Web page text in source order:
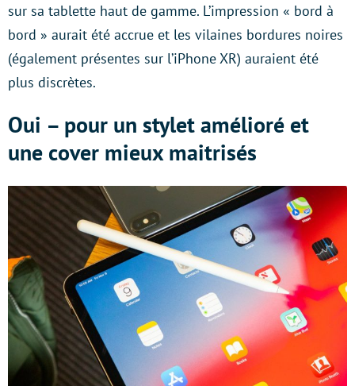
sur sa tablette haut de gamme. L’impression « bord à
bord » aurait été accrue et les vilaines bordures noires
(également présentes sur l’iPhone XR) auraient été
plus discrètes.
Oui – pour un stylet amélioré et
une cover mieux maitrisés